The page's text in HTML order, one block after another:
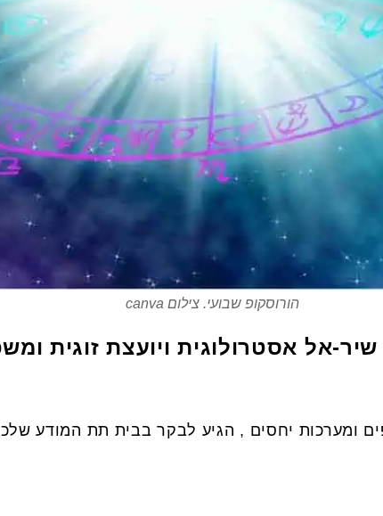
הורוסקופ שבועי. צילום canva
אל אסטרולוגית ויועצת זוגית
ומערכות יחסים , הגיע לבקר בבית תת המודע